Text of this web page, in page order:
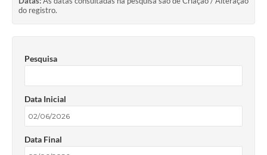
do registro.
Pesquisa
Data Inicial
Data Final